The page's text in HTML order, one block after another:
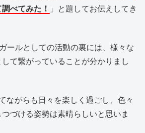
べてみた！
」と題してお伝えしてき
ールとしての活動の裏には、様々な
て繋がっていることが分かりまし
ながらも日々を楽しく過ごし、色々
づける姿勢は素晴らしいと思いま